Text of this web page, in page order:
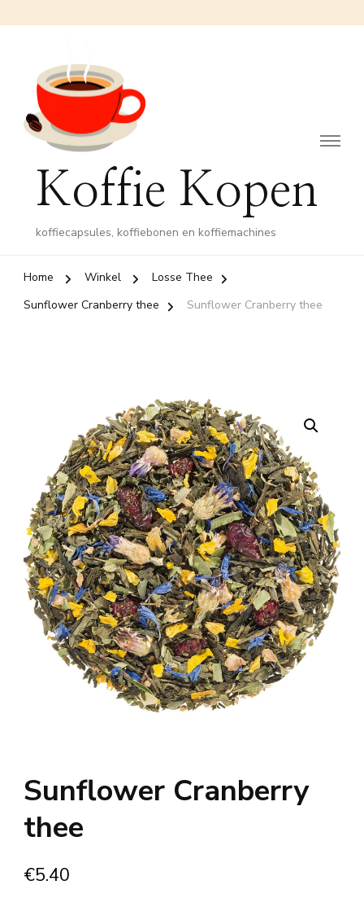
Koffie Kopen
koffiecapsules, koffiebonen en koffiemachines
Home Winkel
Losse Thee
Sunflower Cranberry thee
Sunflower Cranberry thee
Sunflower Cranberry
thee
€5.40